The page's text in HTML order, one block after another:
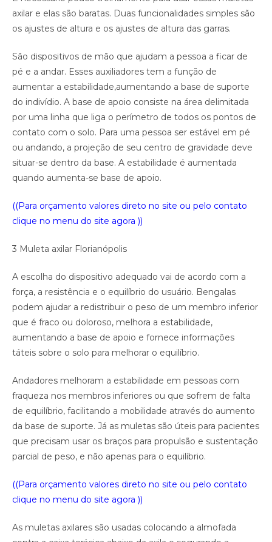
axilar e elas são baratas. Duas funcionalidades simples são
os ajustes de altura e os ajustes de altura das garras.
São dispositivos de mão que ajudam a pessoa a ficar de
pé e a andar. Esses auxiliadores tem a função de
aumentar a estabilidade,aumentando a base de suporte
do indivídio. A base de apoio consiste na área delimitada
por uma linha que liga o perímetro de todos os pontos de
contato com o solo. Para uma pessoa ser estável em pé
ou andando, a projeção de seu centro de gravidade deve
situar-se dentro da base. A estabilidade é aumentada
quando aumenta-se base de apoio.
((Para orçamento valores direto no site ou pelo contato
clique no menu do site agora ))
3 Muleta axilar Florianópolis
A escolha do dispositivo adequado vai de acordo com a
força, a resistência e o equilíbrio do usuário. Bengalas
podem ajudar a redistribuir o peso de um membro inferior
que é fraco ou doloroso, melhora a estabilidade,
aumentando a base de apoio e fornece informações
táteis sobre o solo para melhorar o equilíbrio.
Andadores melhoram a estabilidade em pessoas com
fraqueza nos membros inferiores ou que sofrem de falta
de equilíbrio, facilitando a mobilidade através do aumento
da base de suporte. Já as muletas são úteis para pacientes
que precisam usar os braços para propulsão e sustentação
parcial de peso, e não apenas para o equilíbrio.
((Para orçamento valores direto no site ou pelo contato
clique no menu do site agora ))
As muletas axilares são usadas colocando a almofada